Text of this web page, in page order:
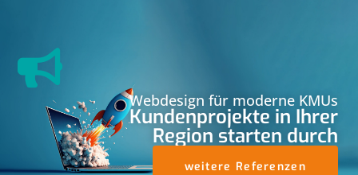
Webdesign für moderne KMUs
Kundenprojekte in Ihrer
Region starten durch
weitere Referenzen